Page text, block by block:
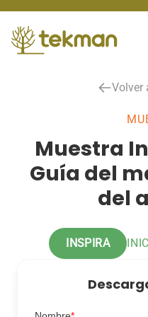
content
Volver
Muestra
Guía del
del
INSPIRA